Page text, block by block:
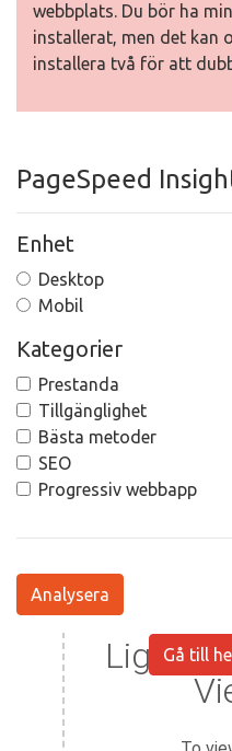
webbplats. Du bör ha
installerat, men det kan
installera två för att
PageSpeed
Enhet
Desktop
Mobil
Kategorier
Prestanda
Tillgänglighet
Bästa metoder
SEO
Progressiv webbapp
Analysera
Gå till